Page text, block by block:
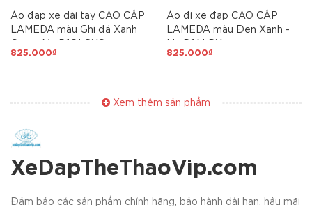
Áo đạp xe dài tay CAO CẤP
LAMEDA màu Ghi đá Xanh
825.000₫
Áo đi xe đạp CAO CẤP
LAMEDA màu Đen Xanh -
825.000₫
Xem thêm sản phẩm
XeDapTheThaoVip.com
Đảm bảo các sản phẩm chính hãng, bảo hành dài hạn, hậu mãi